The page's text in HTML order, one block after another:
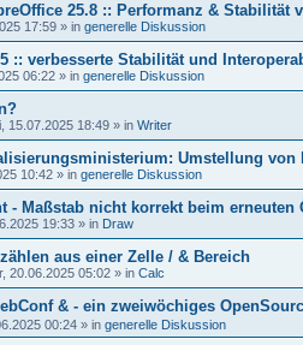
25.8 :: Performanz & Stabilität
17:59 » in generelle Diskussion
:: verbesserte Stabilität und
06:22 » in generelle Diskussion
15.07.2025 18:49 » in Writer
Umstellung von
10:42 » in generelle Diskussion
- Maßstab nicht korrekt beim erneuten
19:33 » in Draw
aus einer Zelle / & Bereich
20.06.2025 05:02 » in Calc
& - ein zweiwöchiges
00:24 » in generelle Diskussion